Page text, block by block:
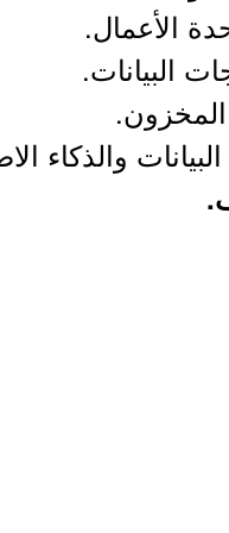
الأعمال.
البيانات.
والذكاء